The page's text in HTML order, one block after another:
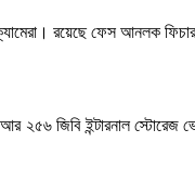
রয়েছে ফেস আনলক
জিবি ইন্টারনাল স্টোরেজ